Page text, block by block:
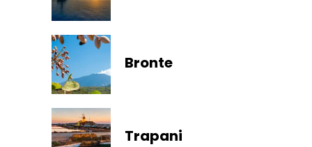
Bronte
Trapani